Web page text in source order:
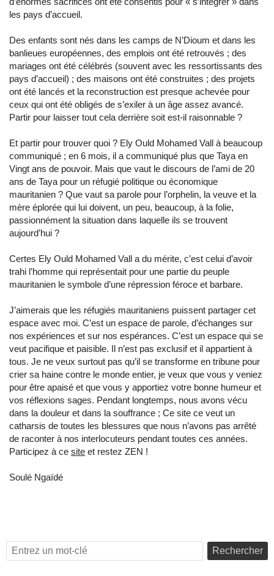
les pays d’accueil.
Des enfants sont nés dans les camps de N’Dioum et dans les
banlieues européennes, des emplois ont été retrouvés ; des
mariages ont été célébrés (souvent avec les ressortissants des
pays d’accueil) ; des maisons ont été construites ; des projets
ont été lancés et la reconstruction est presque achevée pour
ceux qui ont été obligés de s’exiler à un âge assez avancé.
Partir pour laisser tout cela derrière soit est-il raisonnable ?
Et partir pour trouver quoi ? Ely Ould Mohamed Vall à beaucoup
communiqué ; en 6 mois, il a communiqué plus que Taya en
Vingt ans de pouvoir. Mais que vaut le discours de l’ami de 20
ans de Taya pour un réfugié politique ou économique
mauritanien ? Que vaut sa parole pour l’orphelin, la veuve et la
mère éplorée qui lui doivent, un peu, beaucoup, à la folie,
passionnément la situation dans laquelle ils se trouvent
aujourd’hui ?
Certes Ely Ould Mohamed Vall a du mérite, c’est celui d’avoir
trahi l’homme qui représentait pour une partie du peuple
mauritanien le symbole d’une répression féroce et barbare.
J’aimerais que les réfugiés mauritaniens puissent partager cet
espace avec moi. C’est un espace de parole, d’échanges sur
nos expériences et sur nos espérances. C’est un espace qui se
veut pacifique et paisible. Il n’est pas exclusif et il appartient à
tous. Je ne veux surtout pas qu’il se transforme en tribune pour
crier sa haine contre le monde entier, je veux que vous y veniez
pour être apaisé et que vous y apportiez votre bonne humeur et
vos réflexions sages. Pendant longtemps, nous avons vécu
dans la douleur et dans la souffrance ; Ce site ce veut un
catharsis de toutes les blessures que nous n’avons pas arrêté
de raconter à nos interlocuteurs pendant toutes ces années.
Participez à ce site et restez ZEN !
Soulé Ngaïdé
Rechercher